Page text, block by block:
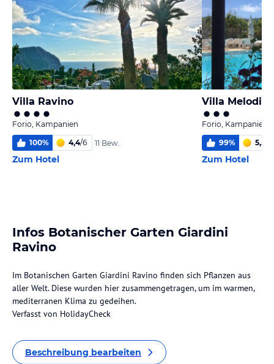
Villa Ravino
Forio, Kampanien
100% 4,4/6 11 Bew.
Zum Hotel
Villa Melodie
Forio, Kampanien
99% 5,5
Zum Hotel
Infos Botanischer Garten Giardini
Ravino
Im Botanischen Garten Giardini Ravino finden sich Pflanzen aus
aller Welt. Diese wurden hier zusammengetragen, um im warmen,
mediterranen Klima zu gedeihen.
Verfasst von HolidayCheck
Beschreibung bearbeiten